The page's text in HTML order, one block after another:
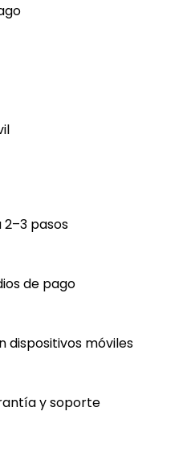
pasos
de pago
dispositivos móviles
y soporte